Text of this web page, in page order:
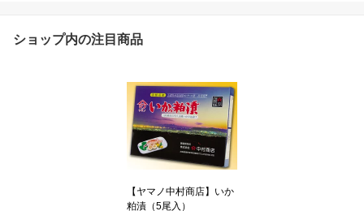
ショップ内の注目商品
【ヤマノ中村商店】いか
粕漬（5尾入）